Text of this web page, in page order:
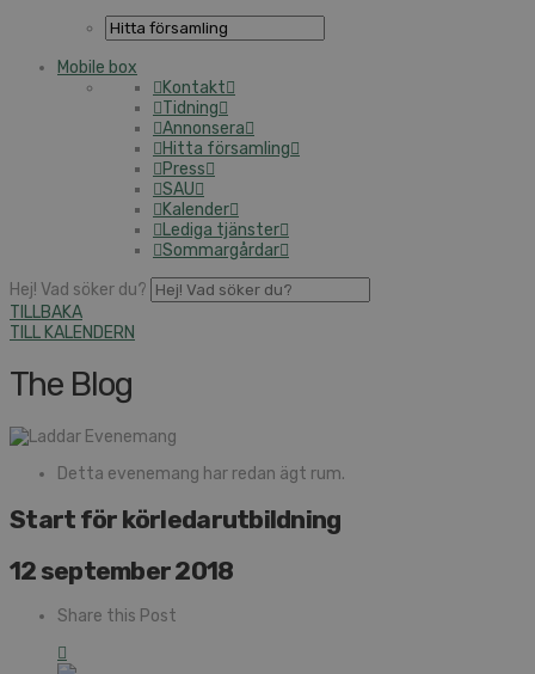
Mobile box
Kontakt
Tidning
Annonsera
Hitta församling
Press
SAU
Kalender
Lediga tjänster
Sommargårdar
Hej! Vad söker du?
TILLBAKA
TILL KALENDERN
The Blog
Detta evenemang har redan ägt rum.
Start för körledarutbildning
12 september 2018
Share this Post